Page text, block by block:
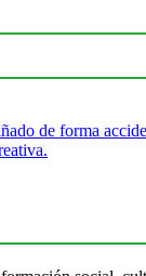
de forma